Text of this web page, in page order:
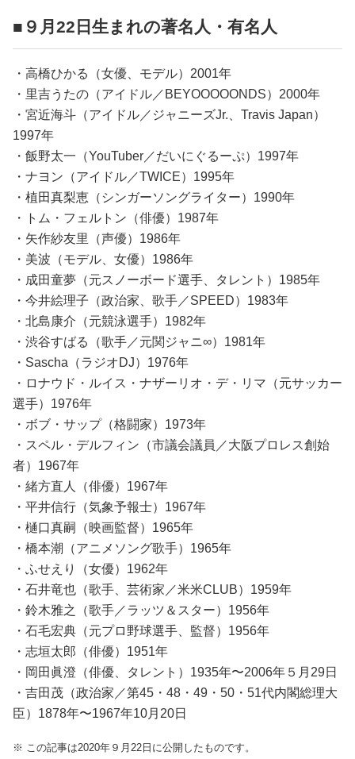
■９月22日生まれの著名人・有名人
・高橋ひかる（女優、モデル）2001年
・里吉うたの（アイドル／BEYOOOOONDS）2000年
・宮近海斗（アイドル／ジャニーズJr.、Travis Japan）
1997年
・飯野太一（YouTuber／だいにぐるーぷ）1997年
・ナヨン（アイドル／TWICE）1995年
・植田真梨恵（シンガーソングライター）1990年
・トム・フェルトン（俳優）1987年
・矢作紗友里（声優）1986年
・美波（モデル、女優）1986年
・成田童夢（元スノーボード選手、タレント）1985年
・今井絵理子（政治家、歌手／SPEED）1983年
・北島康介（元競泳選手）1982年
・渋谷すばる（歌手／元関ジャニ∞）1981年
・Sascha（ラジオDJ）1976年
・ロナウド・ルイス・ナザーリオ・デ・リマ（元サッカー
選手）1976年
・ボブ・サップ（格闘家）1973年
・スペル・デルフィン（市議会議員／大阪プロレス創始
者）1967年
・緒方直人（俳優）1967年
・平井信行（気象予報士）1967年
・樋口真嗣（映画監督）1965年
・橋本潮（アニメソング歌手）1965年
・ふせえり（女優）1962年
・石井竜也（歌手、芸術家／米米CLUB）1959年
・鈴木雅之（歌手／ラッツ＆スター）1956年
・石毛宏典（元プロ野球選手、監督）1956年
・志垣太郎（俳優）1951年
・岡田眞澄（俳優、タレント）1935年〜2006年５月29日
・吉田茂（政治家／第45・48・49・50・51代内閣総理大
臣）1878年〜1967年10月20日
※ この記事は2020年９月22日に公開したものです。